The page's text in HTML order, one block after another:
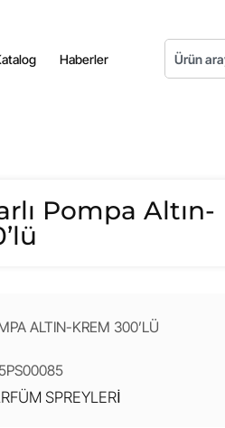
Haberler
Pompa Altın-
ALTIN-KREM 300’LÜ
SPREYLERİ